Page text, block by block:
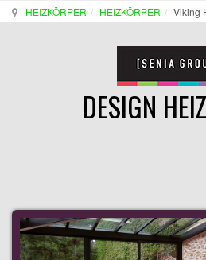
HEIZKÖRPER HEIZKÖRPER Viking
DESIGN